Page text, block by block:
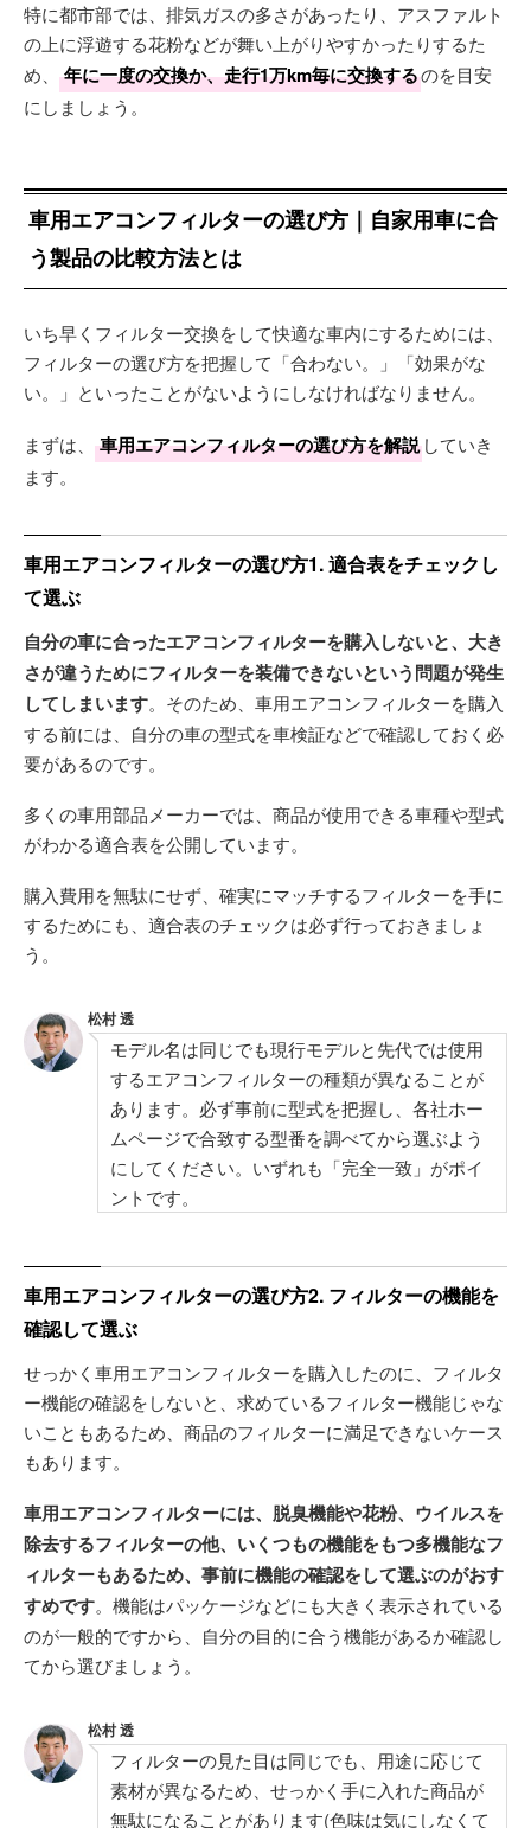
特に都市部では、排気ガスの多さがあったり、アスファルト
の上に浮遊する花粉などが舞い上がりやすかったりするた
め、
年に一度の交換か、走行1万km毎に交換するのを目安
にしましょう。
車用エアコンフィルターの選び方｜自家用車に合
う製品の比較方法とは
いち早くフィルター交換をして快適な車内にするためには、
フィルターの選び方を把握して「合わない。」「効果がな
い。」といったことがないようにしなければなりません。
まずは、 車用エアコンフィルターの選び方を解説 していき
ます。
車用エアコンフィルターの選び方1. 適合表をチェックし
て選ぶ
自分の車に合ったエアコンフィルターを購入しないと、大き
さが違うためにフィルターを装備できないという問題が発生
してしまいます。そのため、車用エアコンフィルターを購入
する前には、自分の車の型式を車検証などで確認しておく必
要があるのです。
多くの車用部品メーカーでは、商品が使用できる車種や型式
がわかる適合表を公開しています。
購入費用を無駄にせず、確実にマッチするフィルターを手に
するためにも、適合表のチェックは必ず行っておきましょ
う。
松村 透
モデル名は同じでも現行モデルと先代では使用
するエアコンフィルターの種類が異なることが
あります。必ず事前に型式を把握し、各社ホー
ムページで合致する型番を調べてから選ぶよう
にしてください。いずれも「完全一致」がポイ
ントです。
車用エアコンフィルターの選び方2. フィルターの機能を
確認して選ぶ
せっかく車用エアコンフィルターを購入したのに、フィルタ
ー機能の確認をしないと、求めているフィルター機能じゃな
いこともあるため、商品のフィルターに満足できないケース
もあります。
車用エアコンフィルターには、脱臭機能や花粉、ウイルスを
除去するフィルターの他、いくつもの機能をもつ多機能なフ
ィルターもあるため、事前に機能の確認をして選ぶのがおす
すめです。機能はパッケージなどにも大きく表示されている
のが一般的ですから、自分の目的に合う機能があるか確認し
てから選びましょう。
松村 透
フィルターの見た目は同じでも、用途に応じて
素材が異なるため、せっかく手に入れた商品が
無駄になることがあります(色味は気にしなくて